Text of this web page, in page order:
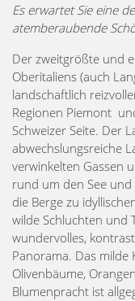
Es erwartet Sie eine
atemberaubende
Der zweitgrößte und
Oberitaliens (auch
landschaftlich
Regionen Piemont
Schweizer Seite. Der
abwechslungsreiche
verwinkelten Gassen
rund um den See
die Berge zu
wilde Schluchten und
wundervolles,
Panorama. Das milde
Olivenbäume,
Blumenpracht ist